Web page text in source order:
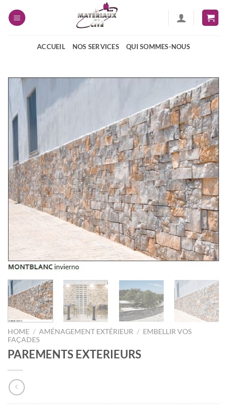
ACCUEIL NOS SERVICES QUI SOMMES-NOUS
HOME / AMÉNAGEMENT EXTÉRIEUR / EMBELLIR VOS
FAÇADES
PAREMENTS EXTERIEURS